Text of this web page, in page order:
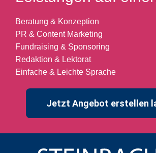
Beratung & Konzeption
PR & Content Marketing
Fundraising & Sponsoring
Redaktion & Lektorat
Einfache & Leichte Sprache
Jetzt Angebot erstellen